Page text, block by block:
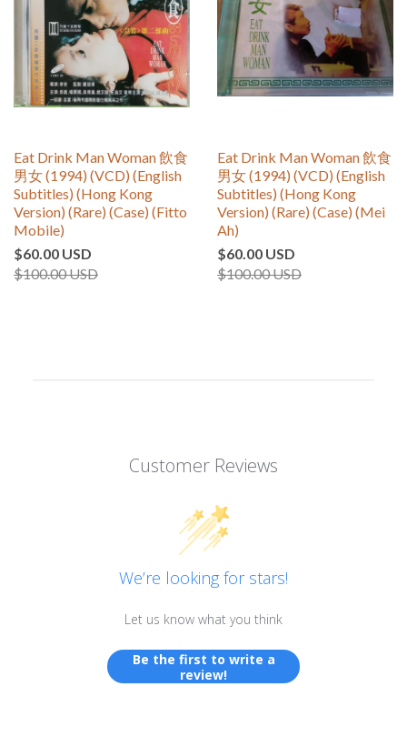
Eat Drink Man Woman 飲食
男女 (1994) (VCD) (English
Subtitles) (Hong Kong
Version) (Rare) (Case) (Fitto
Mobile)
$60.00 USD
$100.00 USD
Eat Drink Man Woman 飲食
男女 (1994) (VCD) (English
Subtitles) (Hong Kong
Version) (Rare) (Case) (Mei
Ah)
$60.00 USD
$100.00 USD
Customer Reviews
We’re looking for stars!
Let us know what you think
Be the first to write a
review!